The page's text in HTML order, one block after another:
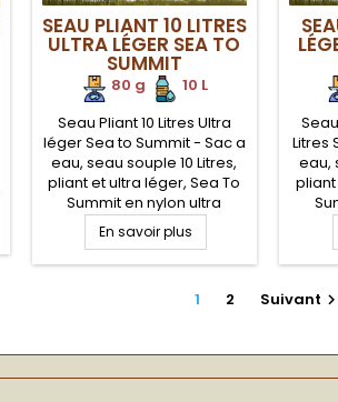
SEAU PLIANT 10 LITRES
ULTRA LÉGER SEA TO
SUMMIT
80 g
10 L
Seau Pliant 10 Litres Ultra
léger Sea to Summit - Sac a
eau, seau souple 10 Litres,
pliant et ultra léger, Sea To
Summit en nylon ultra
résistant, auto portant sur
surface plane. Coutures
soudées étanches.
versage renforcées. Qualité
En savoir plus
Litres
eau,
pliant
1 2 Suivant 